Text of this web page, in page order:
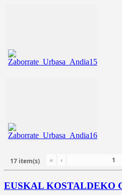
17 item(s) « ‹
EUSKAL KOSTALDEKO